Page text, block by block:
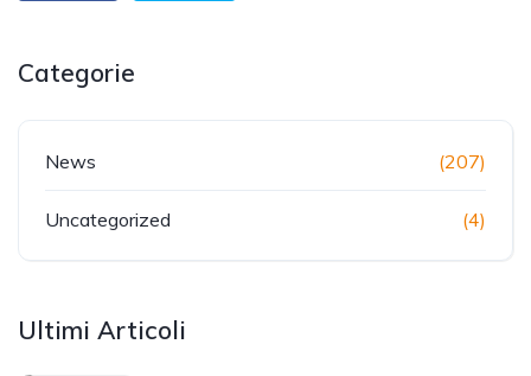
Categorie
News (207)
Uncategorized (4)
Ultimi Articoli